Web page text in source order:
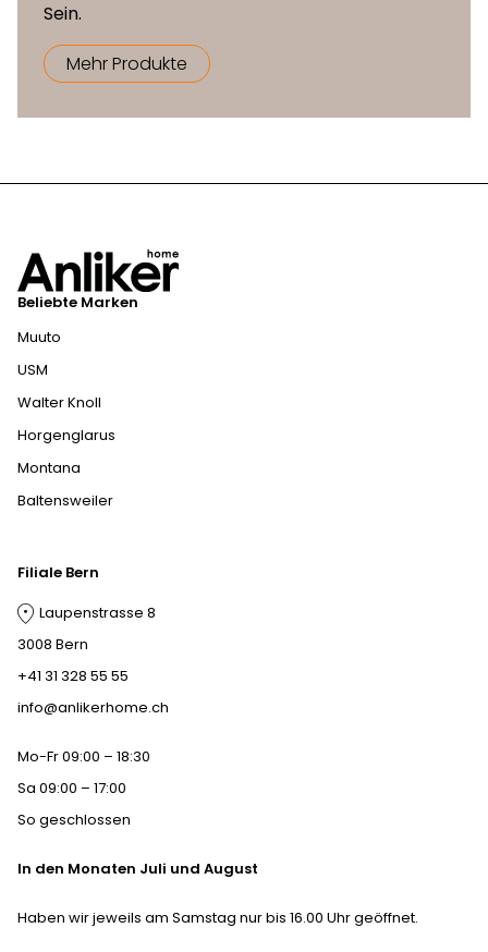
Sein.
Mehr Produkte
Beliebte Marken
Muuto
USM
Walter Knoll
Horgenglarus
Montana
Baltensweiler
Filiale Bern
Laupenstrasse 8
3008 Bern
+41 31 328 55 55
info@anlikerhome.ch
Mo-Fr 09:00 – 18:30
Sa 09:00 – 17:00
So geschlossen
In den Monaten Juli und August
Haben wir jeweils am Samstag nur bis 16.00 Uhr geöffnet.